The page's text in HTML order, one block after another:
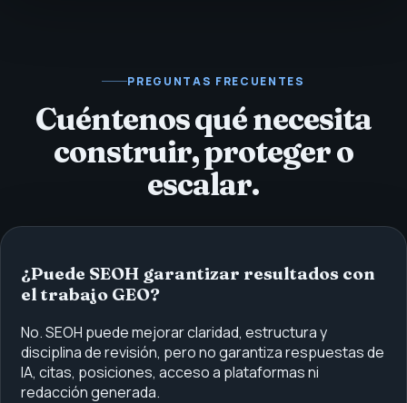
PREGUNTAS FRECUENTES
Cuéntenos qué necesita
construir, proteger o
escalar.
¿Puede SEOH garantizar resultados con
el trabajo GEO?
No. SEOH puede mejorar claridad, estructura y
disciplina de revisión, pero no garantiza respuestas de
IA, citas, posiciones, acceso a plataformas ni
redacción generada.